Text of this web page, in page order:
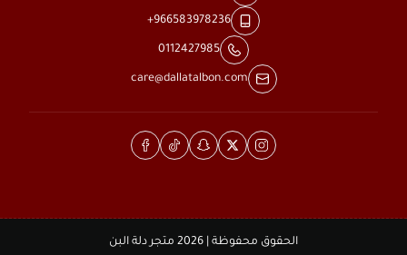
+966583978236
0112427985
care@dallatalbon.com
الحقوق محفوظة | 2026 متجر دلة البن